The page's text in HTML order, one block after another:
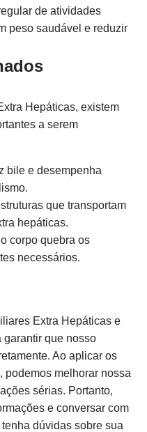
de atividades
peso saudável e reduzir
Hepáticas, existem
a serem
bile e desempenha
que transportam
hepáticas.
corpo quebra os
necessários.
Extra Hepáticas e
garantir que nosso
Ao aplicar os
melhorar nossa
sérias. Portanto,
e conversar com
dúvidas sobre sua